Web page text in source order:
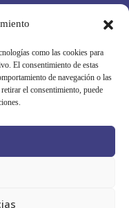
como las cookies para
El consentimiento de estas
de navegación o las
el consentimiento, puede